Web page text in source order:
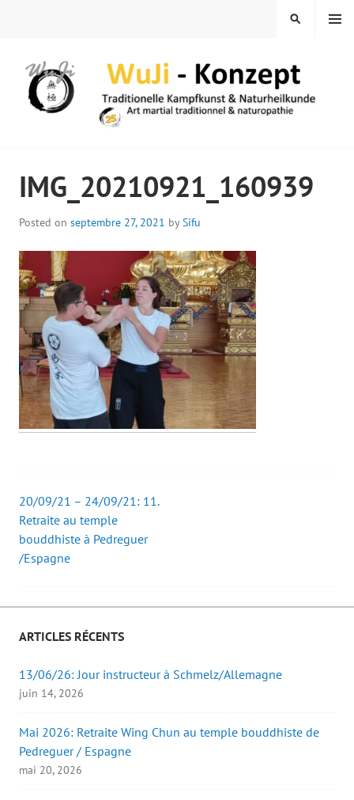
MENU
SEARCH
IMG_20210921_160939
Posted on septembre 27, 2021 bySifu
Post
navigation
20/09/21 – 24/09/21: 11.
Retraite au temple
bouddhiste à Pedreguer
/Espagne
ARTICLES RÉCENTS
13/06/26: Jour instructeur à Schmelz/Allemagne
juin 14, 2026
Mai 2026: Retraite Wing Chun au temple bouddhiste de
Pedreguer / Espagne
mai 20, 2026